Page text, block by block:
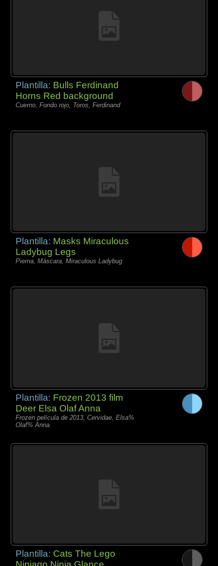
Plantilla: Bulls Ferdinand
Horns Red background
Cuerno, Fondo rojo, Toros, Ferdinand
Plantilla: Masks Miraculous
Ladybug Legs
Pierna, Máscara, Miraculous Ladybug
Plantilla: Frozen 2013 film
Deer Elsa Olaf Anna
Frozen película de 2013, Cervidae, Elsa%
Olaf% Anna
Plantilla: Cats The Lego